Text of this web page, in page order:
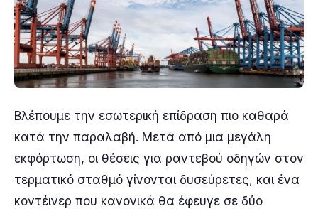
Βλέπουμε την εσωτερική επίδραση πιο καθαρά
κατά την παραλαβή. Μετά από μια μεγάλη
εκφόρτωση, οι θέσεις για ραντεβού οδηγών στον
τερματικό σταθμό γίνονται δυσεύρετες, και ένα
κοντέινερ που κανονικά θα έφευγε σε δύο